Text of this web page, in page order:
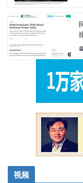
视频